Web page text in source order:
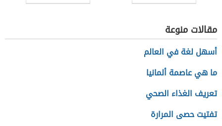
والجديد السعودي
الصناعي
مقالات منوعة
أسهل لغة في العالم
ما هي عاصمة ألمانيا
تعريف الغذاء الصحي
تفتيت حصى المرارة